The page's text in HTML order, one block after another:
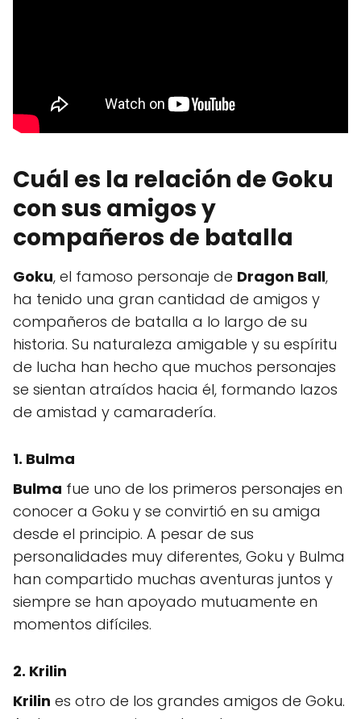
Cuál es la relación de Goku
con sus amigos y
compañeros de batalla
Goku, el famoso personaje de Dragon Ball,
ha tenido una gran cantidad de amigos y
compañeros de batalla a lo largo de su
historia. Su naturaleza amigable y su espíritu
de lucha han hecho que muchos personajes
se sientan atraídos hacia él, formando lazos
de amistad y camaradería.
1. Bulma
Bulma fue uno de los primeros personajes en
conocer a Goku y se convirtió en su amiga
desde el principio. A pesar de sus
personalidades muy diferentes, Goku y Bulma
han compartido muchas aventuras juntos y
siempre se han apoyado mutuamente en
momentos difíciles.
2. Krilin
Krilin es otro de los grandes amigos de Goku.